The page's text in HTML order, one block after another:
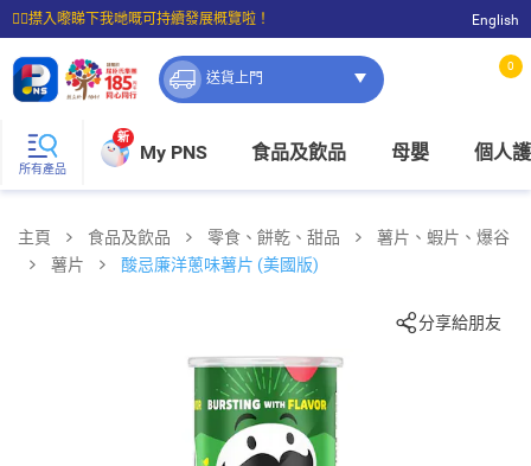
☝🏼㩒入嚟睇下我哋嘅可持續發展概覽啦！
⭐購物滿$399即享免費送貨；滿$100即可免費店取。
English
送貨上門
0
所有產品
新
My PNS 食品及飲品 母嬰 個人
主頁 食品及飲品 零食、餅乾、甜品
薯片、蝦片、爆谷
薯片
酸忌廉洋蔥味薯片 (美國版)
分享給朋友